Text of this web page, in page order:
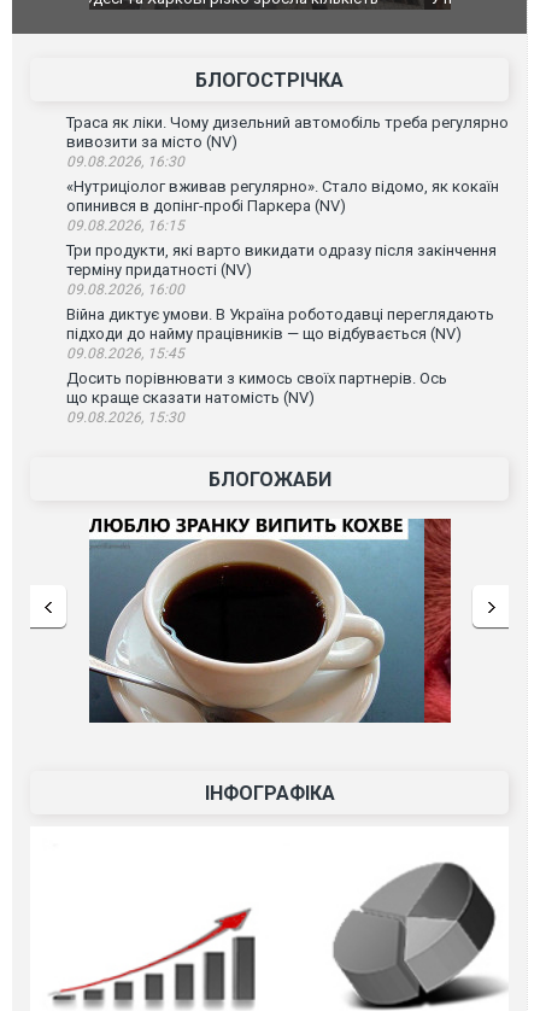
до
зіркового
БЛОГОСТРІЧКА
Траса як ліки. Чому дизельний автомобіль треба регулярно
вивозити за місто (NV)
09.08.2026, 16:30
«Нутриціолог вживав регулярно». Стало відомо, як кокаїн
опинився в допінг-пробі Паркера (NV)
09.08.2026, 16:15
Три продукти, які варто викидати одразу після закінчення
терміну придатності (NV)
09.08.2026, 16:00
Війна диктує умови. В Україна роботодавці переглядають
підходи до найму працівників — що відбувається (NV)
09.08.2026, 15:45
Досить порівнювати з кимось своїх партнерів. Ось
що краще сказати натомість (NV)
09.08.2026, 15:30
БЛОГОЖАБИ
ІНФОГРАФІКА